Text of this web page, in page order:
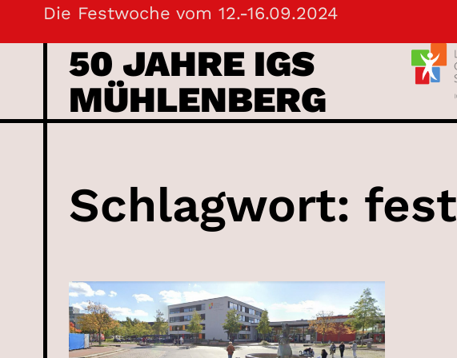
content
Die Festwoche vom 12.-16.09.2024
50 JAHRE IGS
MÜHLENBERG
Schlagwort: fest